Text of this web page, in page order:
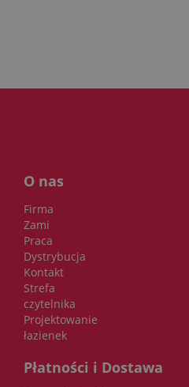
O nas
Firma
Zami
Praca
Dystrybucja
Kontakt
Strefa
czytelnika
Projektowanie
łazienek
Płatności i Dostawa